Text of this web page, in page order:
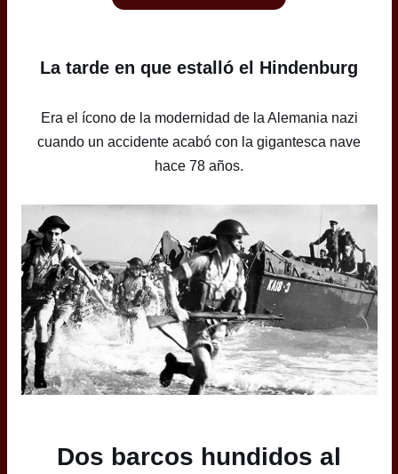
La tarde en que estalló el Hindenburg
Era el ícono de la modernidad de la Alemania nazi
cuando un accidente acabó con la gigantesca nave
hace 78 años.
Dos barcos hundidos al